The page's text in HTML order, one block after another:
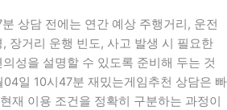
상담 전에는 연간 예상 주행거리, 운전
장거리 운행 빈도, 사고 발생 시 필요한
성을 설명할 수 있도록 준비해 두는 것
일 10시47분 재밌는게임추천 상담은 빠
재 이용 조건을 정확히 구분하는 과정이